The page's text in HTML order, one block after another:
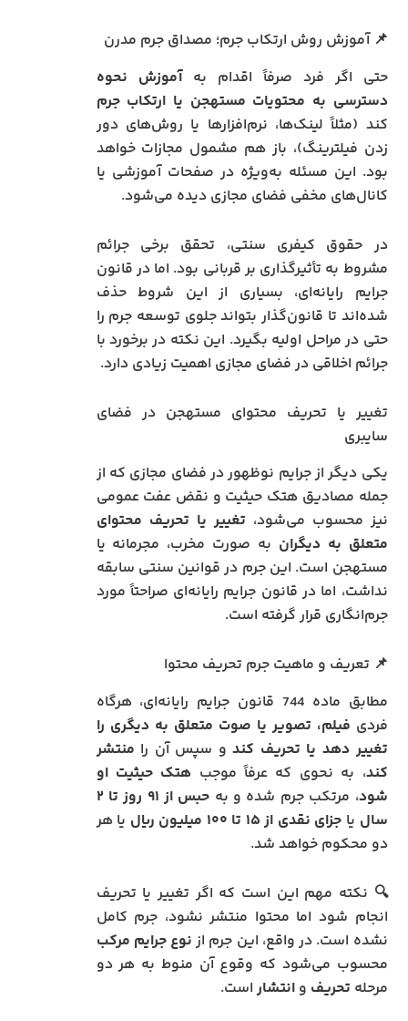
📌 آموزش روش ارتکاب جرم؛ مصداق جرم مدرن
حتی اگر فرد صرفاً اقدام بهآموزش نحوه
دسترسی به محتویات مستهجن یا ارتکاب جرم
کند (مثلاً لینک‌ها، نرم‌افزارها یا روش‌های دور
زدن فیلترینگ)، باز هم مشمول مجازات خواهد
بود. این مسئله به‌ویژه در صفحات آموزشی یا
کانال‌های مخفی فضای مجازی دیده می‌شود.
در حقوق کیفری سنتی، تحقق برخی جرائم
مشروط به تأثیرگذاری بر قربانی بود. اما در قانون
جرایم رایانه‌ای، بسیاری از این شروط حذف
شده‌اند تا قانون‌گذار بتواند جلوی توسعه جرم را
حتی در مراحل اولیه بگیرد. این نکته در برخورد با
جرائم اخلاقی در فضای مجازی اهمیت زیادی دارد.
تغییر یا تحریف محتوای مستهجن در فضای
سایبری
یکی دیگر از جرایم نوظهور در فضای مجازی که از
جمله مصادیق هتک حیثیت و نقض عفت عمومی
نیز محسوب می‌شود، تغییر یا تحریف محتوای
متعلق به دیگران به صورت مخرب، مجرمانه یا
مستهجن است. این جرم در قوانین سنتی سابقه
نداشت، اما در قانون جرایم رایانه‌ای صراحتاً مورد
جرم‌انگاری قرار گرفته است.
📌 تعریف و ماهیت جرم تحریف محتوا
مطابق ماده 744 قانون جرایم رایانه‌ای، هرگاه
فردی فیلم، تصویر یا صوت متعلق به دیگری را
تغییر دهد یا تحریف کندو سپس آن را منتشر
کند، به نحوی که عرفاً موجب هتک حیثیت او
شود، مرتکب جرم شده و به
حبس از ۹۱ روز تا ۲
سال یا جزای نقدی از ۱۵ تا ۱۰۰ میلیون ریال
یا هر
دو محکوم خواهد شد.
🔍 نکته مهم این است که اگر تغییر یا تحریف
انجام شود اما محتوا منتشر نشود، جرم کامل
نشده است. در واقع، این جرم از نوع جرایم مرکب
محسوب می‌شود که وقوع آن منوط به هر دو
مرحله تحریف وانتشار است.